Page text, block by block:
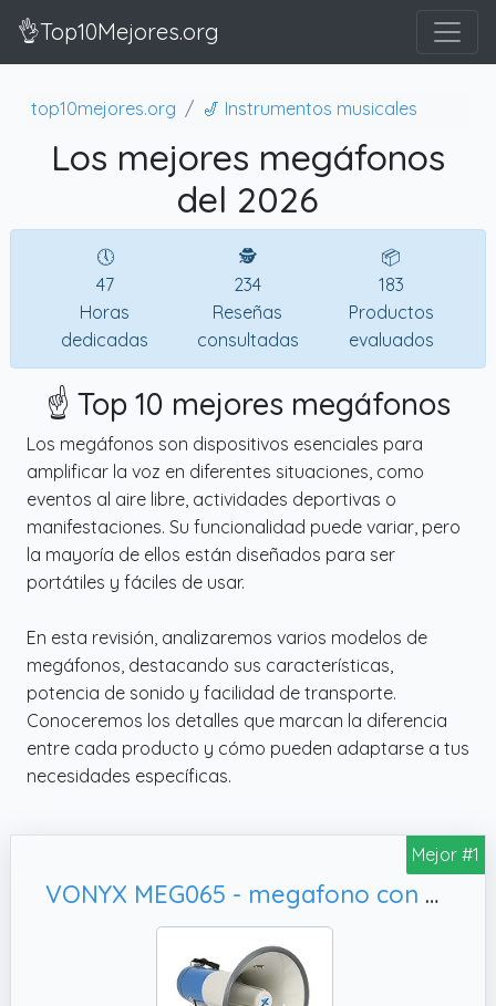
👌Top10Mejores.org
top10mejores.org 🎷 Instrumentos musicales
Los mejores megáfonos
del 2026
🕔
47
Horas
dedicadas
🕵
234
Reseñas
consultadas
📦
183
Productos
evaluados
☝️ Top 10 mejores megáfonos
Los megáfonos son dispositivos esenciales para
amplificar la voz en diferentes situaciones, como
eventos al aire libre, actividades deportivas o
manifestaciones. Su funcionalidad puede variar, pero
la mayoría de ellos están diseñados para ser
portátiles y fáciles de usar.
En esta revisión, analizaremos varios modelos de
megáfonos, destacando sus características,
potencia de sonido y facilidad de transporte.
Conoceremos los detalles que marcan la diferencia
entre cada producto y cómo pueden adaptarse a tus
necesidades específicas.
Mejor #1
VONYX MEG065 - megafono con usb de 65 vatios con batería recargable y alcance de hasta 1, cinta de transporte